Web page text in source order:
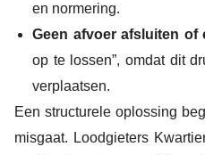
en normering.
Geen afvoer afsluiten of
op te lossen”, omdat dit
verplaatsen.
Een structurele oplossing
misgaat. Loodgieters